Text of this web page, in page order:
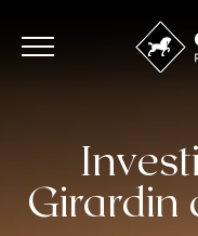
Girardin